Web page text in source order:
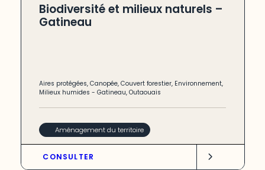
Biodiversité et milieux naturels –
Gatineau
Aires protégées,Canopée,Couvert forestier, Environnement,
Milieux humides -Gatineau,Outaouais
Aménagement du territoire
CONSULTER